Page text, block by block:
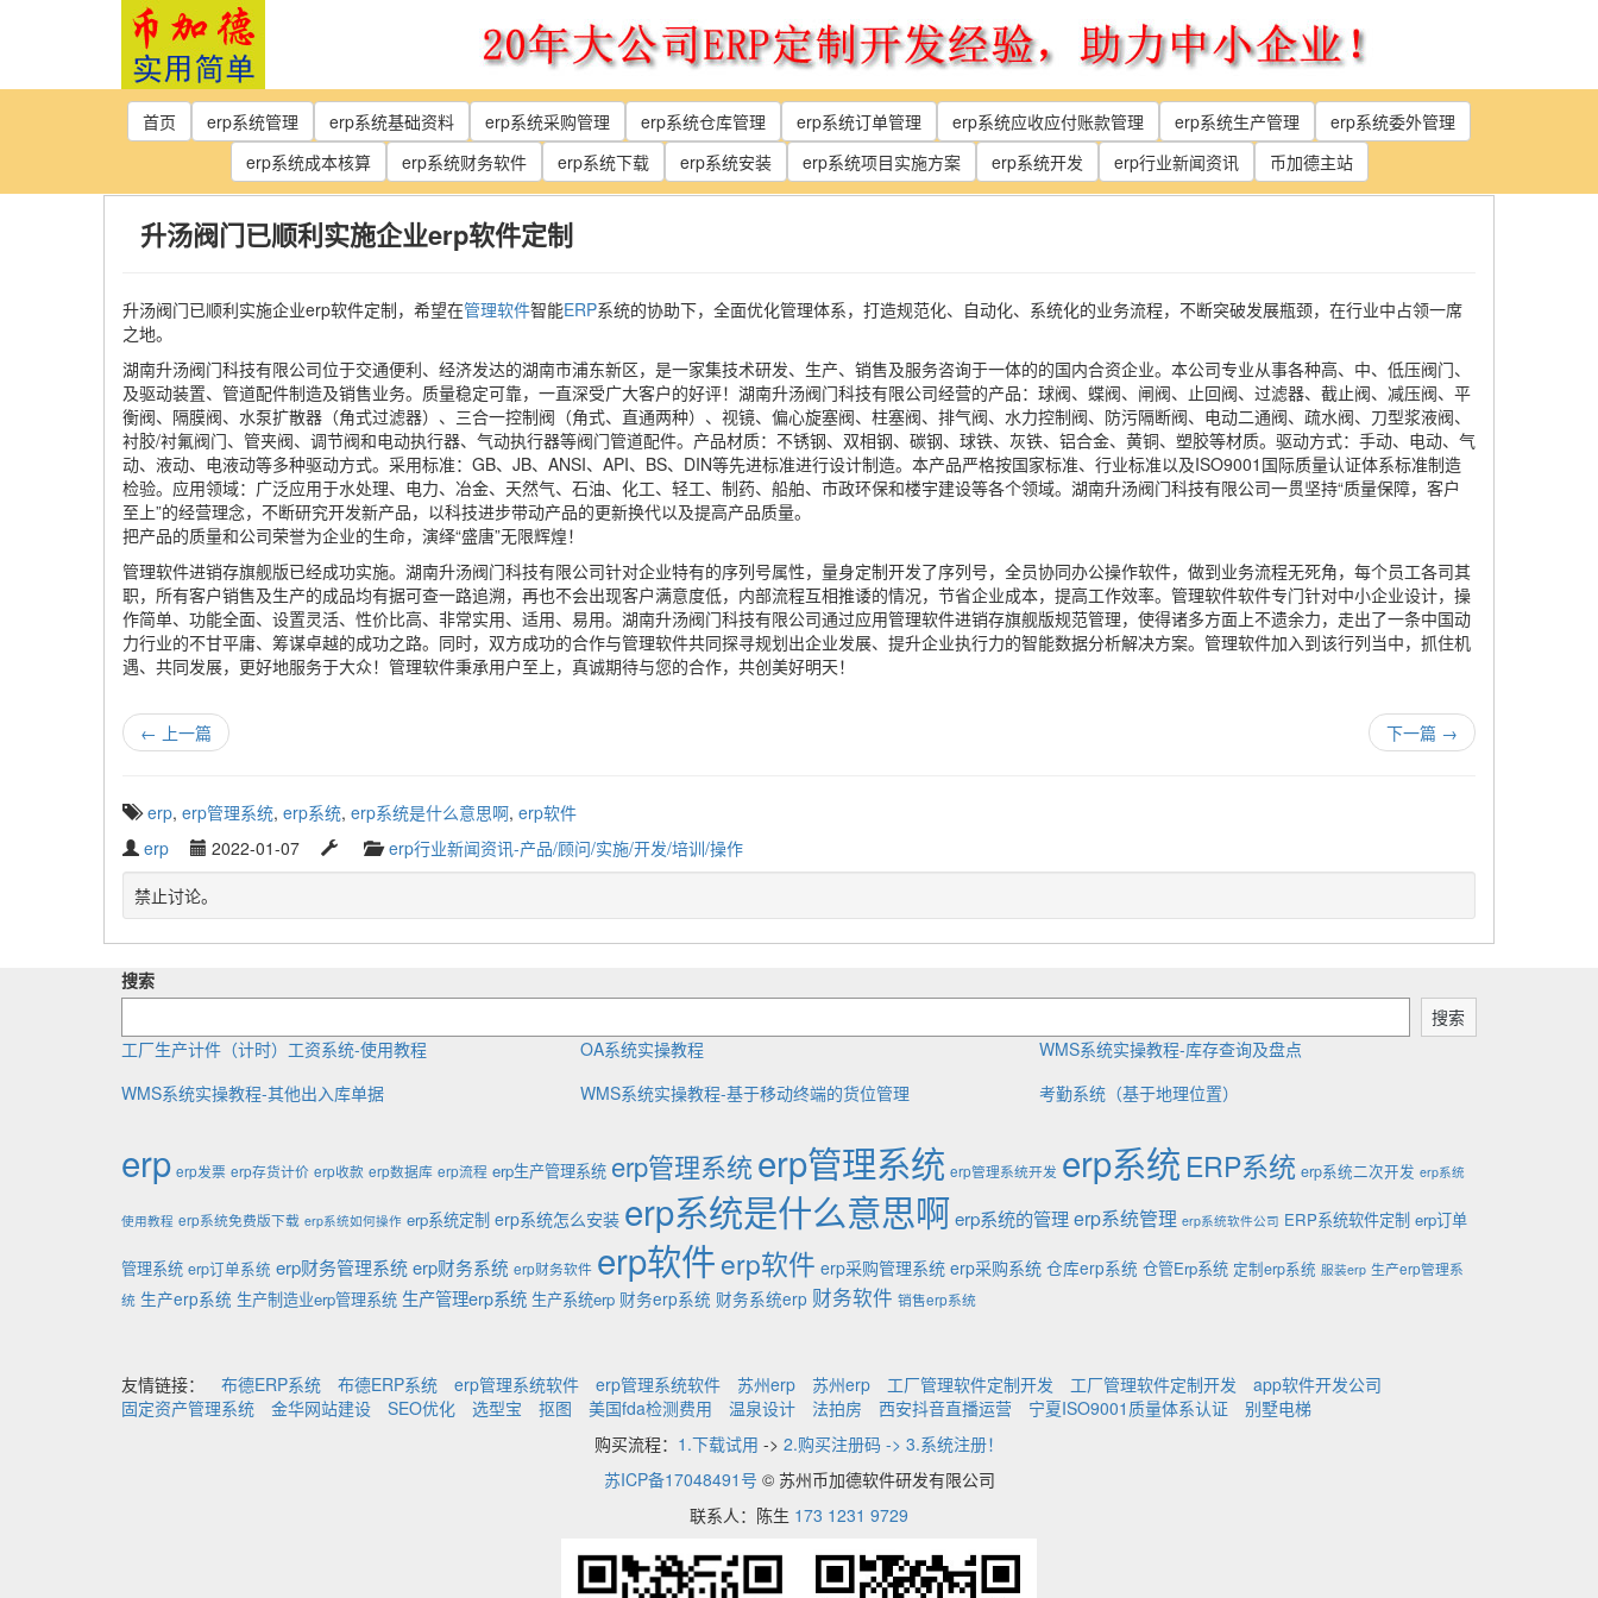
首页
erp系统管理 erp系统基础资料 erp系统采购管理 erp系统仓库管理 erp系统订单管理 erp系统应收应付账款管理 erp系统生产管理
erp系统委外管理
erp系统成本核算
erp系统财务软件 erp系统下载 erp系统安装 erp系统项目实施方案 erp系统开发 erp行业新闻资讯 币加德主站
升汤阀门已顺利实施企业erp软件定制
升汤阀门已顺利实施企业erp软件定制，希望在管理软件智能ERP系统的协助下，全面优化管理体系，打造规范化、自动化、系统化的业务流程，不断突破发展瓶颈，在行业中占领一席
之地。
湖南升汤阀门科技有限公司位于交通便利、经济发达的湖南市浦东新区，是一家集技术研发、生产、销售及服务咨询于一体的的国内合资企业。本公司专业从事各种高、中、低压阀门、
及驱动装置、管道配件制造及销售业务。质量稳定可靠，一直深受广大客户的好评！湖南升汤阀门科技有限公司经营的产品：球阀、蝶阀、闸阀、止回阀、过滤器、截止阀、减压阀、平
衡阀、隔膜阀、水泵扩散器（角式过滤器）、三合一控制阀（角式、直通两种）、视镜、偏心旋塞阀、柱塞阀、排气阀、水力控制阀、防污隔断阀、电动二通阀、疏水阀、刀型浆液阀、
衬胶/衬氟阀门、管夹阀、调节阀和电动执行器、气动执行器等阀门管道配件。产品材质：不锈钢、双相钢、碳钢、球铁、灰铁、铝合金、黄铜、塑胶等材质。驱动方式：手动、电动、气
动、液动、电液动等多种驱动方式。采用标准：GB、JB、ANSI、API、BS、DIN等先进标准进行设计制造。本产品严格按国家标准、行业标准以及ISO9001国际质量认证体系标准制造
检验。应用领域：广泛应用于水处理、电力、冶金、天然气、石油、化工、轻工、制药、船舶、市政环保和楼宇建设等各个领域。湖南升汤阀门科技有限公司一贯坚持“质量保障，客户
至上”的经营理念，不断研究开发新产品，以科技进步带动产品的更新换代以及提高产品质量。
把产品的质量和公司荣誉为企业的生命，演绎“盛唐”无限辉煌！
管理软件进销存旗舰版已经成功实施。湖南升汤阀门科技有限公司针对企业特有的序列号属性，量身定制开发了序列号，全员协同办公操作软件，做到业务流程无死角，每个员工各司其
职，所有客户销售及生产的成品均有据可查一路追溯，再也不会出现客户满意度低，内部流程互相推诿的情况，节省企业成本，提高工作效率。管理软件软件专门针对中小企业设计，操
作简单、功能全面、设置灵活、性价比高、非常实用、适用、易用。湖南升汤阀门科技有限公司通过应用管理软件进销存旗舰版规范管理，使得诸多方面上不遗余力，走出了一条中国动
力行业的不甘平庸、筹谋卓越的成功之路。同时，双方成功的合作与管理软件共同探寻规划出企业发展、提升企业执行力的智能数据分析解决方案。管理软件加入到该行列当中，抓住机
遇、共同发展，更好地服务于大众！管理软件秉承用户至上，真诚期待与您的合作，共创美好明天！
← 上一篇 下一篇 →
T
g
g
e
i
t
:
erp, erp管理系统, erp系统, erp系统是什么意思啊, erp软件
W
r
i
t
t
e
n
y
erp
P
u
l
i
d
2022-01-07
a
t
u
t
e
C
a
e
g
erp行业新闻资讯-产品/顾问/实施/开发/培训/操作
禁止讨论。
搜索
搜索
工厂生产计件（计时）工资系统-使用教程
OA系统实操教程
WMS系统实操教程-库存查询及盘点
WMS系统实操教程-其他出入库单据
WMS系统实操教程-基于移动终端的货位管理 考勤系统（基于地理位置）
erp erp发票 erp存货计价 erp收款 erp数据库 erp流程 erp生产管理系统 erp管理系统erp管理系统 erp管理系统开发 erp系统 ERP系统 erp系统二次开发 erp系统
使用教程 erp系统免费版下载 erp系统如何操作 erp系统定制 erp系统怎么安装 erp系统是什么意思啊erp系统的管理erp系统管理 erp系统软件公司 ERP系统软件定制 erp订单
管理系统 erp订单系统 erp财务管理系统erp财务系统 erp财务软件 erp软件erp软件 erp采购管理系统 erp采购系统 仓库erp系统 仓管Erp系统 定制erp系统 服装erp 生产erp管理系
统 生产erp系统 生产制造业erp管理系统 生产管理erp系统 生产系统erp 财务erp系统 财务系统erp 财务软件 销售erp系统
友情链接： 布德ERP系统 布德ERP系统 erp管理系统软件 erp管理系统软件 苏州erp 苏州erp 工厂管理软件定制开发 工厂管理软件定制开发
app软件开发公司
固定资产管理系统
金华网站建设 SEO优化 选型宝 抠图 美国fda检测费用 温泉设计 法拍房 西安抖音直播运营 宁夏ISO9001质量体系认证
别墅电梯
购买流程： 1.下载试用 -> 2.购买注册码 -> 3.系统注册！
苏ICP备17048491号 © 苏州币加德软件研发有限公司
联系人：陈生 173 1231 9729